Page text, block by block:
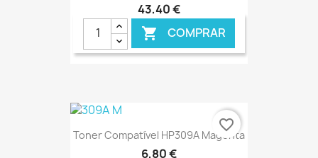
43,40 €
 COMPRAR
€ ONLINE
Toner Compatível HP309A Magenta
6,80 €
favorite_border